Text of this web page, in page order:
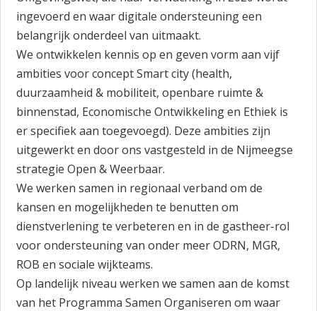
ingevoerd en waar digitale ondersteuning een
belangrijk onderdeel van uitmaakt.
We ontwikkelen kennis op en geven vorm aan vijf
ambities voor concept Smart city (health,
duurzaamheid & mobiliteit, openbare ruimte &
binnenstad, Economische Ontwikkeling en Ethiek is
er specifiek aan toegevoegd). Deze ambities zijn
uitgewerkt en door ons vastgesteld in de Nijmeegse
strategie Open & Weerbaar.
We werken samen in regionaal verband om de
kansen en mogelijkheden te benutten om
dienstverlening te verbeteren en in de gastheer-rol
voor ondersteuning van onder meer ODRN, MGR,
ROB en sociale wijkteams.
Op landelijk niveau werken we samen aan de komst
van het Programma Samen Organiseren om waar